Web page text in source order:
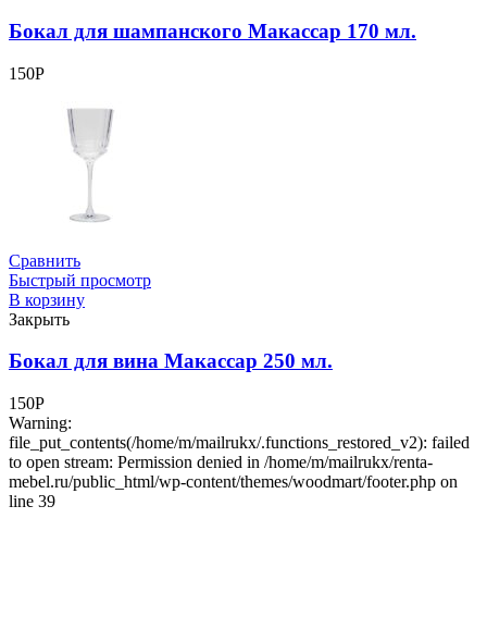
Бокал для шампанского Макассар 170 мл.
150Р
Сравнить
Быстрый просмотр
В корзину
Закрыть
Бокал для вина Макассар 250 мл.
150Р
Warning:
file_put_contents(/home/m/mailrukx/.functions_restored_v2): failed
to open stream: Permission denied in /home/m/mailrukx/renta-
mebel.ru/public_html/wp-content/themes/woodmart/footer.php on
line 39